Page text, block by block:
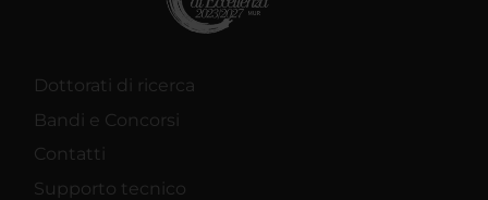
Dottorati di ricerca
Bandi e Concorsi
Contatti
Supporto tecnico